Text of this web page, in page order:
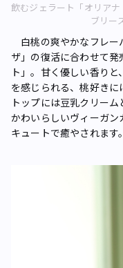
飲むジェラート「オリア
ブリー
白桃の爽やかなフレー
ザ」の復活に合わせて
ト」。甘く優しい香り
を感じられる、桃好きに
トップには豆乳クリーム
かわいらしいヴィーガン
キュートで癒やされます。